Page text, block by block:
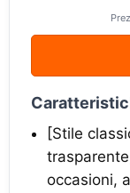
[Stile
occasioni,